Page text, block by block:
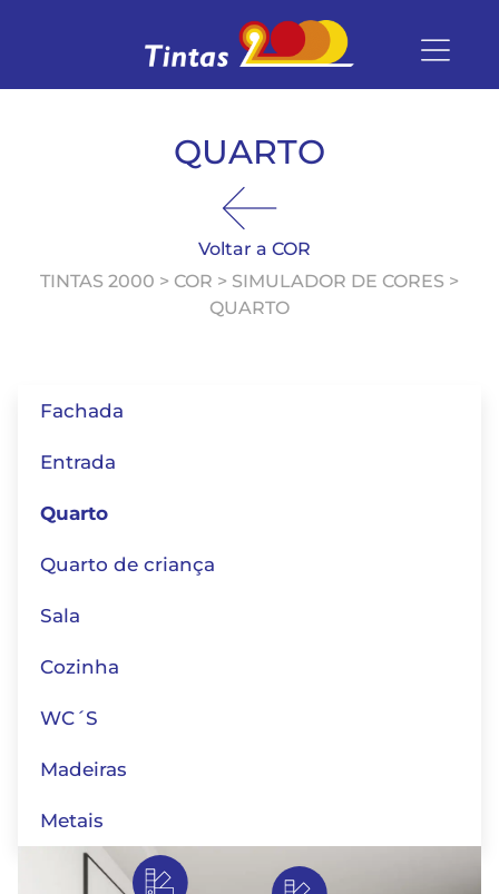
QUARTO
Voltar a COR
TINTAS 2000 > COR > SIMULADOR DE CORES >
QUARTO
Fachada
Entrada
Quarto
Quarto de criança
Sala
Cozinha
WC´S
Madeiras
Metais